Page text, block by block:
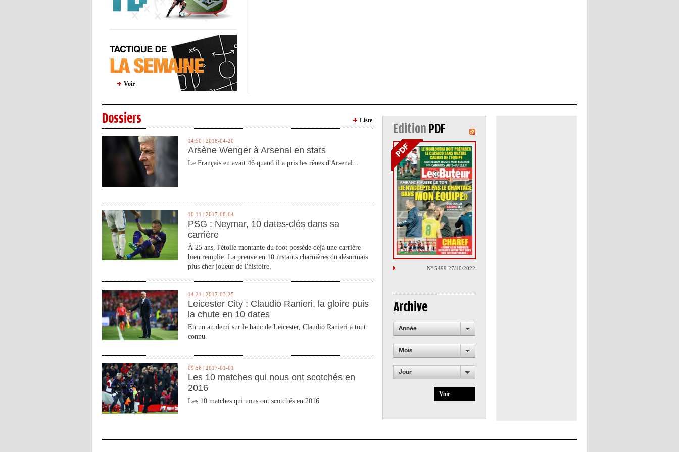
Voir
Dossiers Liste
14:50 | 2018-04-20
Arsène Wenger à Arsenal en stats
Le Français en avait 46 quand il a pris les rênes d'Arsenal...
10:11 | 2017-08-04
PSG : Neymar, 10 dates-clés dans sa
carrière
À 25 ans, l'étoile montante du foot possède déjà une carrière
bien remplie. La preuve en 10 instants charnières du désormais
plus cher joueur de l'histoire.
14:21 | 2017-03-25
Leicester City : Claudio Ranieri, la gloire puis
la chute en 10 dates
En un an demi sur le banc de Leicester, Claudio Ranieri a tout
connu.
09:56 | 2017-01-01
Les 10 matches qui nous ont scotchés en
2016
Les 10 matches qui nous ont scotchés en 2016
Edition PDF
N° 5499 27/10/2022
Archive
Année
Mois
Jour
Voir